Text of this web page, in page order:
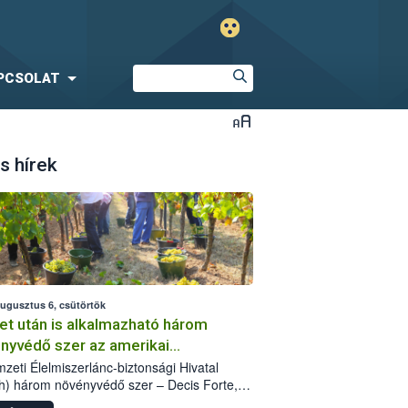
hírek
6, csütörtök
után is alkalmazható három
szer az amerikai
ellen
Élelmiszerlánc-biztonsági Hivatal
három növényvédő szer – Decis Forte,
24 EW, Oroganic – engedélyokiratát